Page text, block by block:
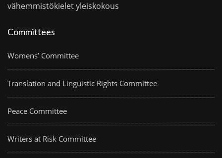
vähemmistökieletyleiskokous
Committees
Womens’ Committee
Translation and Linguistic Rights Committee
Peace Committee
Writers at Risk Committee